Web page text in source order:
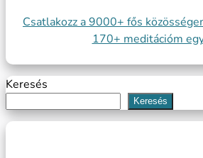
Csatlakozz a 9000+ fős
170+ meditációm
Keresés
Keresés